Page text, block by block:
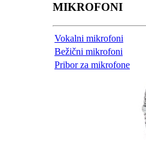
MIKROFONI
Vokalni mikrofoni
Bežični mikrofoni
Pribor za mikrofone